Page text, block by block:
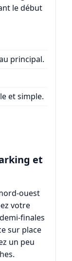
le début
principal.
et simple.
et
ouest
votre
finales
sur place
un peu